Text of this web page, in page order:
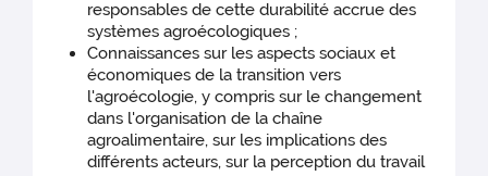
responsables de cette durabilité accrue des
systèmes agroécologiques ;
Connaissances sur les aspects sociaux et
économiques de la transition vers
l'agroécologie, y compris sur le changement
dans l'organisation de la chaîne
agroalimentaire, sur les implications des
différents acteurs, sur la perception du travail